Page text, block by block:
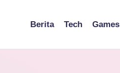
Berita Tech Games